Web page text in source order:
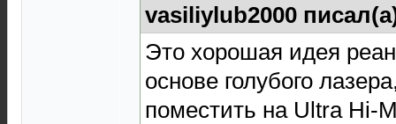
vasiliylub2000
Это хорошая идея
основе голубого
поместить на Ultra Hi-